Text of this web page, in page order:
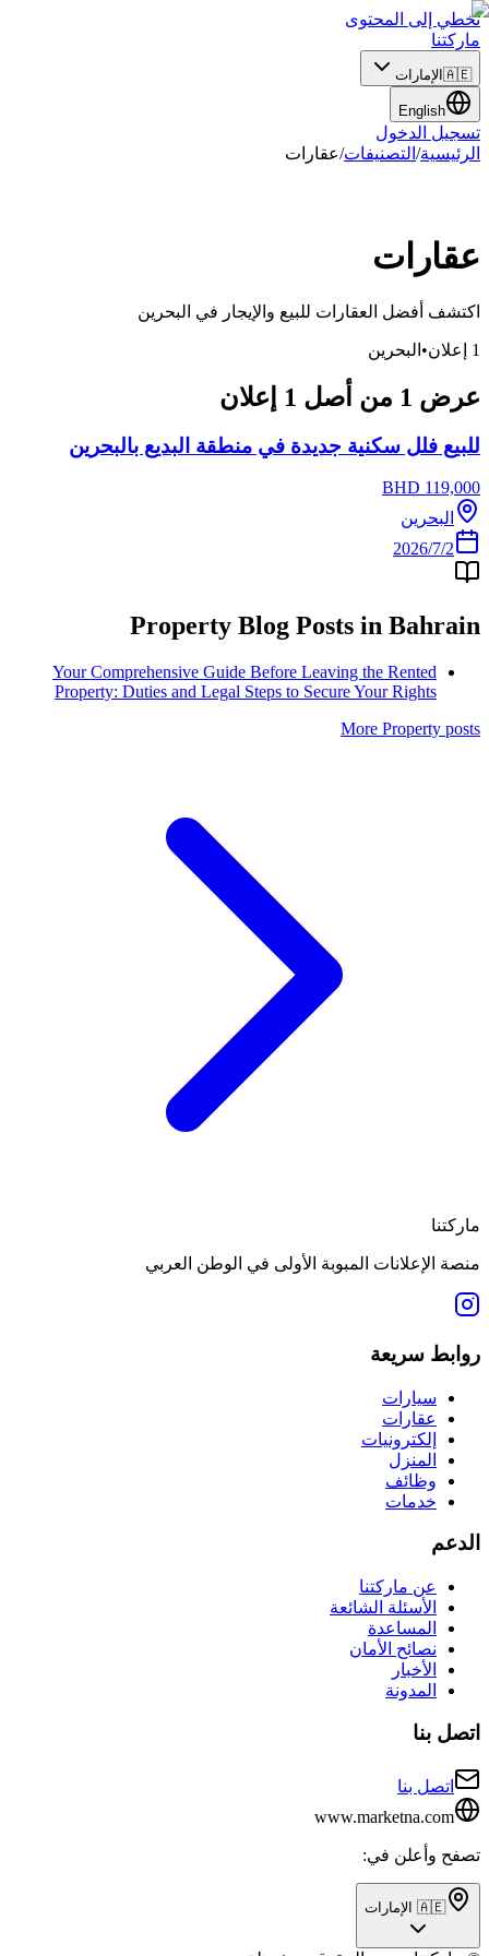
تخطي إلى المحتوى
ماركتنا
🇦🇪 الإمارات
English
تسجيل الدخول
الرئيسية/ التصنيفات/عقارات
عقارات
اكتشف أفضل العقارات للبيع والإيجار في البحرين
1 إعلان• البحرين
عرض 1 من أصل 1 إعلان
للبيع فلل سكنية جديدة في منطقة البديع بالبحرين
119,000
BHD
البحرين
2‏/7‏/2026
Property Blog Posts in Bahrain
Your Comprehensive Guide Before Leaving the Rented
Property: Duties and Legal Steps to Secure Your Rights
More Property posts
ماركتنا
منصة الإعلانات المبوبة الأولى في الوطن العربي
روابط سريعة
سيارات
عقارات
إلكترونيات
المنزل
وظائف
خدمات
الدعم
عن ماركتنا
الأسئلة الشائعة
المساعدة
نصائح الأمان
الأخبار
المدونة
اتصل بنا
اتصل بنا
www.marketna.com
تصفح وأعلن في:
🇦🇪 الإمارات